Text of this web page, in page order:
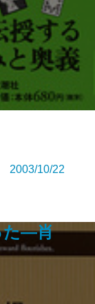
10/22
た―肖